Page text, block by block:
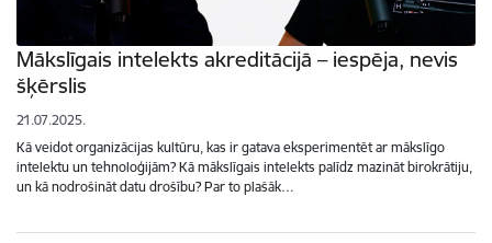
Mākslīgais intelekts akreditācijā – iespēja, nevis
šķērslis
21.07.2025.
Kā veidot organizācijas kultūru, kas ir gatava eksperimentēt ar mākslīgo
intelektu un tehnoloģijām? Kā mākslīgais intelekts palīdz mazināt birokrātiju,
un kā nodrošināt datu drošību? Par to plašāk…